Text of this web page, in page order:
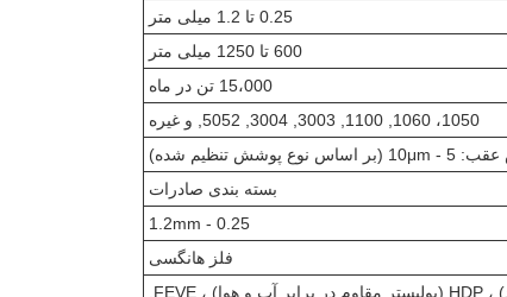
0.25 تا 1.2 میلی متر
600 تا 1250 میلی متر
15،000 تن در ماه
1050، 1060, 1100, 3003, 3004, 5052, و غیره
بسته بندی صادرات
0.25 - 1.2mm
فلز هانگسی